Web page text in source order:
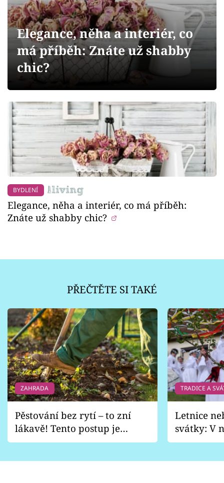
Přihlášení
Sledujte nás
Elegance, něha a interiér, co
má příběh: Znáte už shabby
chic?
BYDLENÍ
Elegance, něha a interiér, co má příběh:
Znáte už shabby chic?
PŘEČTĚTE SI TAKÉ
ZAHRADA
Pěstování bez rytí – to zní
lákavě! Tento postup je
vhodný jen pro některé
TRADICE A
Letnice
svátky: V
pondělí